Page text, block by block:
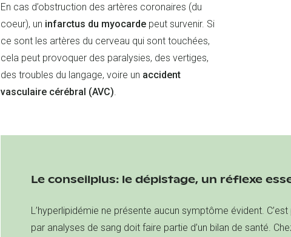
En cas d’obstruction des artères coronaires (du
coeur), un infarctus du myocardepeut survenir. Si
ce sont les artères du cerveau qui sont touchées,
cela peut provoquer des paralysies, des vertiges,
des troubles du langage, voire un accident
vasculaire cérébral (AVC)
Le conseilplus: le dépistage, un réflexe
L’hyperlipidémie ne présente aucun symptôme évident.
par analyses de sang doit faire partie d’un bilan de santé.